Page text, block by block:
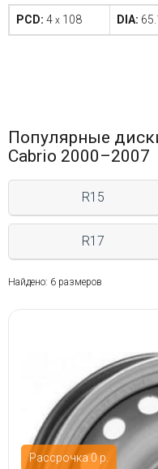
PCD: 4 x 108 DIA:
Популярные
Cabrio 2000–2007
R15
R17
Найдено: 6 размеров
Рассрочка 0 р.